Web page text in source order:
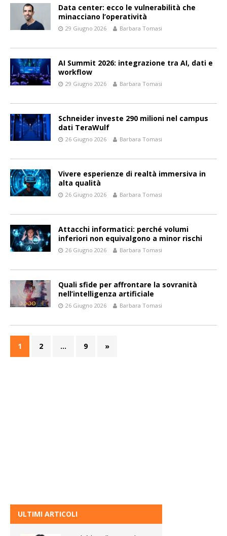
Data center: ecco le vulnerabilità che
minacciano l’operatività
29 Giugno 2026 Barbara Tomasi
AI Summit 2026: integrazione tra AI, dati e
workflow
29 Giugno 2026 Barbara Tomasi
Schneider investe 290 milioni nel campus
dati TeraWulf
26 Giugno 2026 Barbara Tomasi
Vivere esperienze di realtà immersiva in
alta qualità
26 Giugno 2026 Barbara Tomasi
Attacchi informatici: perché volumi
inferiori non equivalgono a minor rischi
26 Giugno 2026 Barbara Tomasi
Quali sfide per affrontare la sovranità
nell’intelligenza artificiale
26 Giugno 2026 Barbara Tomasi
1 2 … 9 »
ULTIMI ARTICOLI